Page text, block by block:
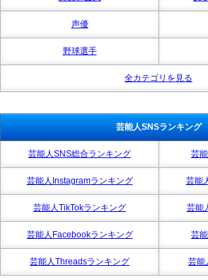
声優
野球選手
全カテゴリを見る
芸能人SNSランキング
芸能人SNS総合ランキング 芸
芸能人Instagramランキング 芸能
芸能人TikTokランキング 芸能
芸能人Facebookランキング 芸
芸能人Threadsランキング 芸能